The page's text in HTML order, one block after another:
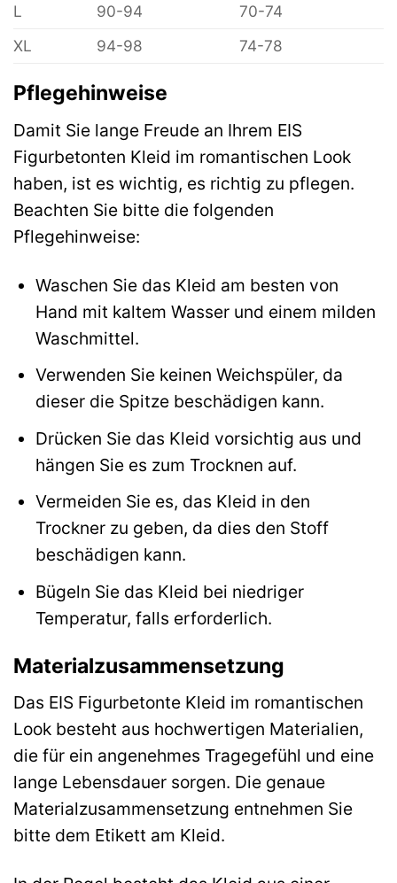
L
90-94 70-74
XL
94-98 74-78
Pflegehinweise
Damit Sie lange Freude an Ihrem EIS
Figurbetonten Kleid im romantischen Look
haben, ist es wichtig, es richtig zu pflegen.
Beachten Sie bitte die folgenden
Pflegehinweise:
Waschen Sie das Kleid am besten von
Hand mit kaltem Wasser und einem milden
Waschmittel.
Verwenden Sie keinen Weichspüler, da
dieser die Spitze beschädigen kann.
Drücken Sie das Kleid vorsichtig aus und
hängen Sie es zum Trocknen auf.
Vermeiden Sie es, das Kleid in den
Trockner zu geben, da dies den Stoff
beschädigen kann.
Bügeln Sie das Kleid bei niedriger
Temperatur, falls erforderlich.
Materialzusammensetzung
Das EIS Figurbetonte Kleid im romantischen
Look besteht aus hochwertigen Materialien,
die für ein angenehmes Tragegefühl und eine
lange Lebensdauer sorgen. Die genaue
Materialzusammensetzung entnehmen Sie
bitte dem Etikett am Kleid.